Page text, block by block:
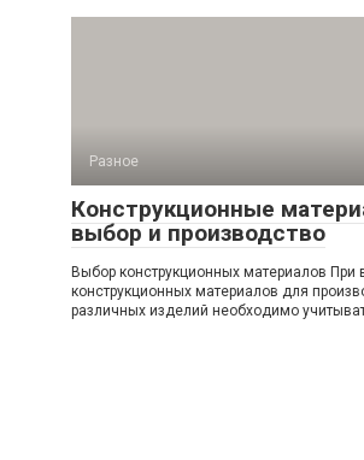
Разное
Конструкционные
выбор и производство
Выбор конструкционных материалов При
конструкционных материалов для
различных изделий необходимо